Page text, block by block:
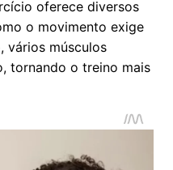
oferece diversos
o movimento exige
vários músculos
tornando o treino mais